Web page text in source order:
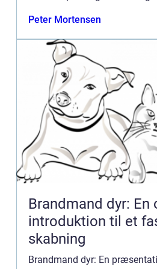
Peter Mortensen
Brandmand dyr:
introduktion til et
skabning
Brandmand dyr: En